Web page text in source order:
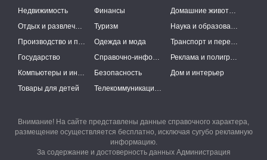
Недвижимость
Финансы
Домашние животные
Отдых и развлечения
Туризм
Наука и образование
Производство и поставки
Одежда и мода
Транспорт и перевозки
Государство
Справочно-информационные системы
Реклама и полиграфия
Компьютеры и интернет
Безопасность
Дом и интерьер
Товары для детей
Телекоммуникации и связь
Внимание! На сайте представлены данные справочного характера,
размещение осуществляется бесплатно, исключая сугубо рекламную
информацию.
За содержание и достоверность данных Администрация